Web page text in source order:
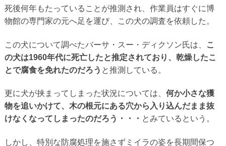
死後何年もたっていることが推測され、作業員はすぐに博
物館の専門家の元へ足を運び、この犬の調査を依頼した。
この犬について調べたバーサ・スー・ディクソン氏は、
こ
の犬は1960年代に死亡したと推定されており、乾燥したこ
とで腐食を免れたのだろう と推測している。
更に犬が挟まってしまった状況については、 何か小さな獲
物を追いかけて、木の根元にある穴から入り込んだまま抜
けなくなってしまったのだろう・・・ とみているという。
しかし、特別な防腐処理を施さずミイラの姿を長期間保つ